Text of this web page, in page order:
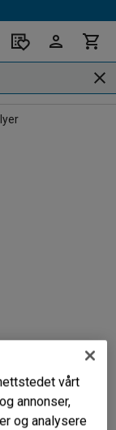
vårt
annonser,
og analysere